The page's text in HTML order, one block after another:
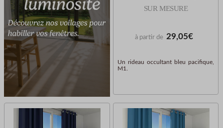
SUR MESURE
à partir de 29,05€
Un rideau occultant bleu pacifique,
M1.